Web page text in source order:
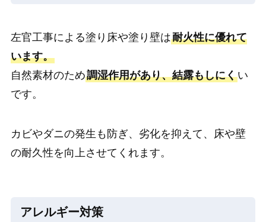
左官工事による塗り床や塗り壁は耐火性に優れて
います。
自然素材のため調湿作用があり、結露もしにくい
です。
カビやダニの発生も防ぎ、劣化を抑えて、床や壁
の耐久性を向上させてくれます。
アレルギー対策